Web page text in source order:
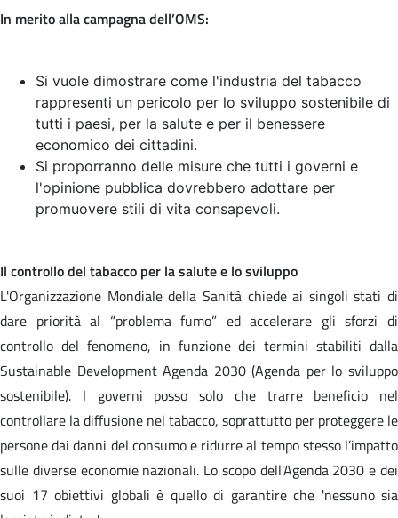
In merito alla campagna dell’OMS:
Si vuole dimostrare come l'industria del tabacco
rappresenti un pericolo per lo sviluppo sostenibile di
tutti i paesi, per la salute e per il benessere
economico dei cittadini.
Si proporranno delle misure che tutti i governi e
l'opinione pubblica dovrebbero adottare per
promuovere stili di vita consapevoli.
Il controllo del tabacco per la salute e lo sviluppo
L'Organizzazione Mondiale della Sanità chiede ai singoli stati di
dare priorità al “problema fumo” ed accelerare gli sforzi di
controllo del fenomeno, in funzione dei termini stabiliti dalla
Sustainable Development Agenda 2030 (Agenda per lo sviluppo
sostenibile). I governi posso solo che trarre beneficio nel
controllare la diffusione nel tabacco, soprattutto per proteggere le
persone dai danni del consumo e ridurre al tempo stesso l’impatto
sulle diverse economie nazionali. Lo scopo dell'Agenda 2030 e dei
suoi 17 obiettivi globali è quello di garantire che 'nessuno sia